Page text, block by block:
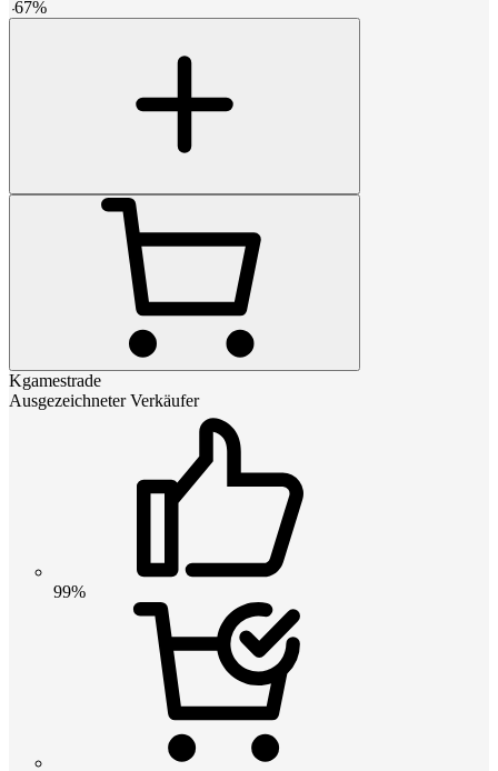
-67%
Kgamestrade
Ausgezeichneter Verkäufer
99%